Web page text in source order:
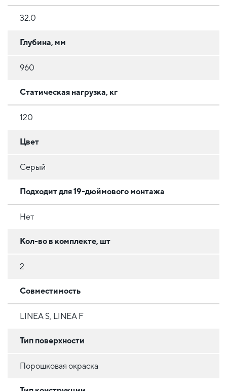
32.0
Глубина, мм
960
Статическая нагрузка, кг
120
Цвет
Серый
Подходит для 19-дюймового монтажа
Нет
Кол-во в комплекте, шт
2
Совместимость
LINEA S, LINEA F
Тип поверхности
Порошковая окраска